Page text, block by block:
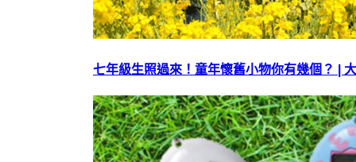
七年級生照過來！童年懷舊小物你有幾個？ |